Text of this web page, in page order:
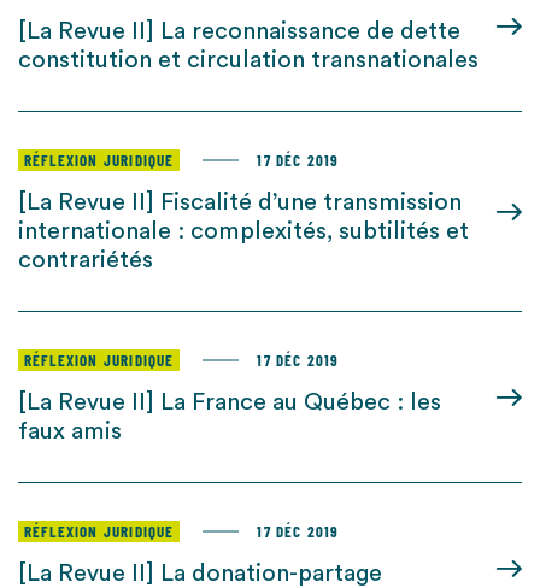
[La Revue II] La reconnaissance de dette
constitution et circulation transnationales
RÉFLEXION JURIDIQUE 17 DÉC 2019
[La Revue II] Fiscalité d’une transmission
internationale : complexités, subtilités et
contrariétés
RÉFLEXION JURIDIQUE 17 DÉC 2019
[La Revue II] La France au Québec : les
faux amis
RÉFLEXION JURIDIQUE 17 DÉC 2019
[La Revue II] La donation-partage